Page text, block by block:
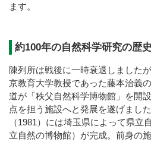
ます。
約100年の自然科学研究の歴
陳列所は戦後に一時衰退しました
京教育大学教授であった藤本治義
道が「秩父自然科学博物館」を開
点を担う施設へと発展を遂げまし
（1981）には埼玉県によって県立
立自然の博物館）が完成。前身の